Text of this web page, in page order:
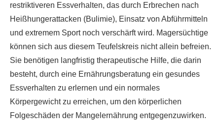
restriktiveren Essverhalten, das durch Erbrechen nach
Heißhungerattacken (Bulimie), Einsatz von Abführmitteln
und extremem Sport noch verschärft wird. Magersüchtige
können sich aus diesem Teufelskreis nicht allein befreien.
Sie benötigen langfristig therapeutische Hilfe, die darin
besteht, durch eine Ernährungsberatung ein gesundes
Essverhalten zu erlernen und ein normales
Körpergewicht zu erreichen, um den körperlichen
Folgeschäden der Mangelernährung entgegenzuwirken.